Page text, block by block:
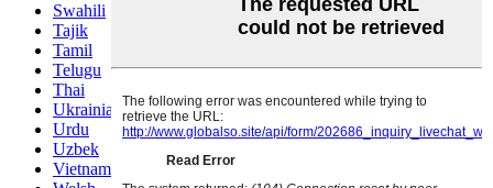
Swahili
Tajik
Tamil
Telugu
Thai
Ukrainian
Urdu
Uzbek
Vietnamese